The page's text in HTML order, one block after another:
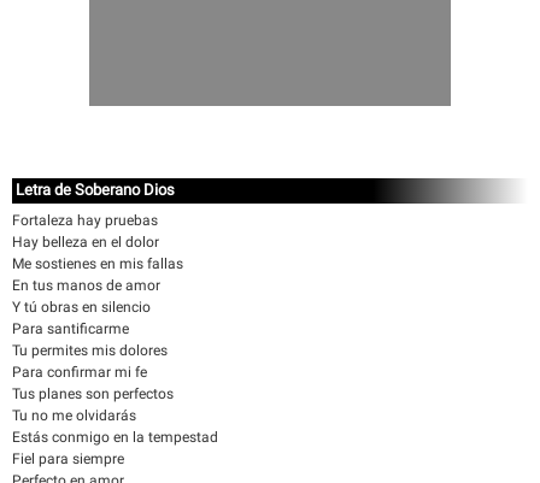
Letra de Soberano Dios
Fortaleza hay pruebas
Hay belleza en el dolor
Me sostienes en mis fallas
En tus manos de amor
Y tú obras en silencio
Para santificarme
Tu permites mis dolores
Para confirmar mi fe
Tus planes son perfectos
Tu no me olvidarás
Estás conmigo en la tempestad
Fiel para siempre